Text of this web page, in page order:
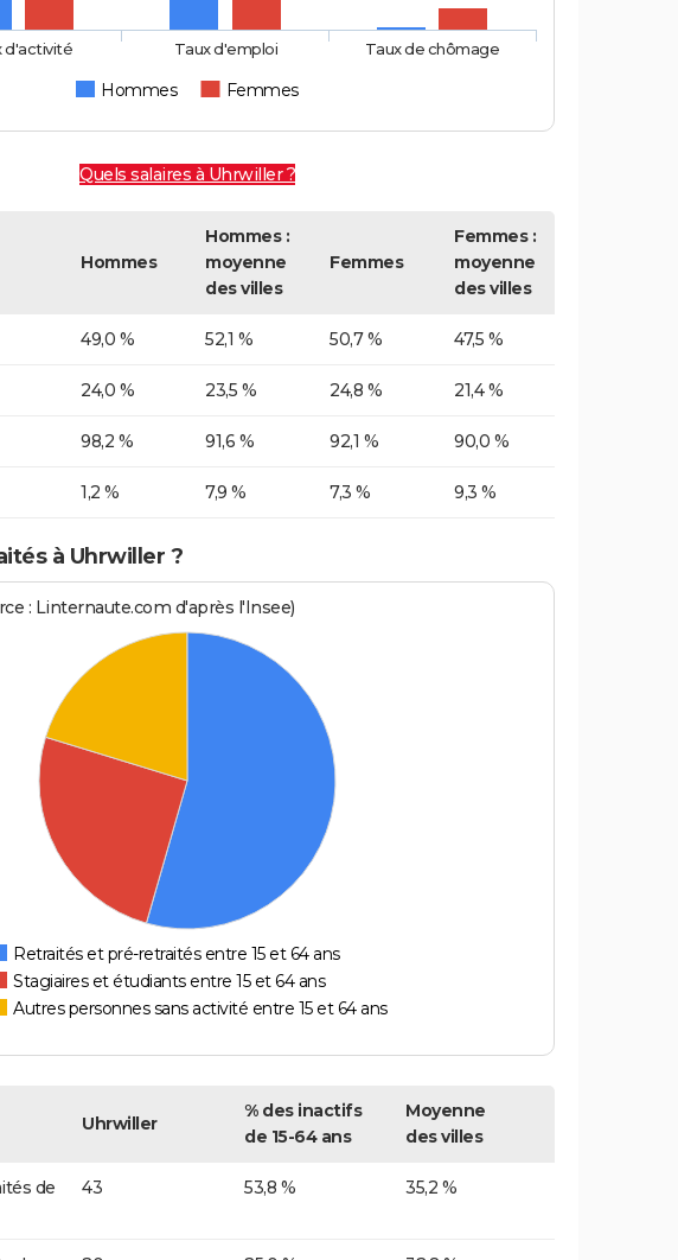
Hommes Femmes
d'activité Taux d'emploi Taux de chômage
Quels salaires à Uhrwiller ?
Hommes
Hommes :
moyenne
des villes
Femmes
Femmes :
moyenne
des villes
49,0 % 52,1 % 50,7 % 47,5 %
24,0 % 23,5 % 24,8 % 21,4 %
98,2 % 91,6 % 92,1 % 90,0 %
1,2 % 7,9 % 7,3 % 9,3 %
à Uhrwiller ?
: Linternaute.com d'après l'Insee)
Retraités et pré-retraités entre 15 et 64 ans
Stagiaires et étudiants entre 15 et 64 ans
Autres personnes sans activité entre 15 et 64 ans
Uhrwiller
% des inactifs
de 15-64 ans
Moyenne
des villes
de
43 53,8 % 35,2 %